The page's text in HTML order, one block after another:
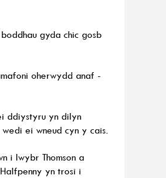
gyda chic gosb
oherwydd anaf -
ddiystyru yn dilyn
ei wneud cyn y cais.
i lwybr Thomson a
yn trosi i